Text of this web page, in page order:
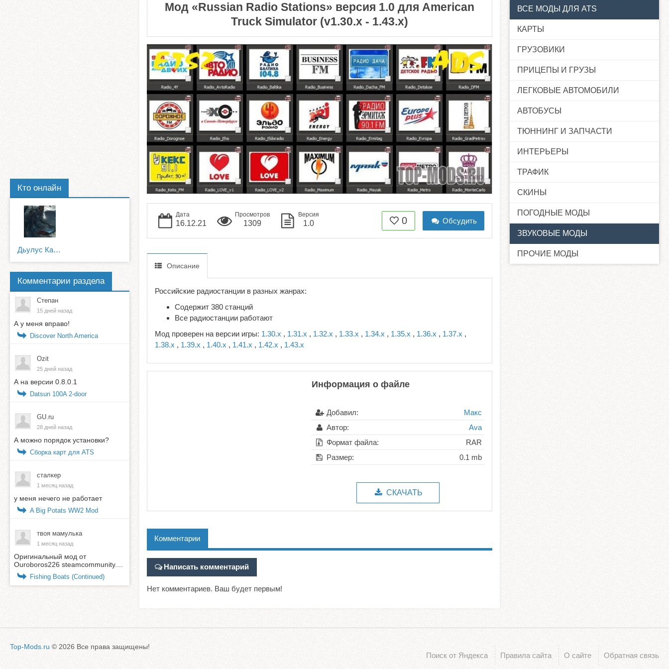
Мод «Russian Radio Stations» версия 1.0 для American
Truck Simulator (v1.30.x - 1.43.x)
Дата
16.12.21
Просмотров
1309
Версия
1.0 0 Обсудить
Описание
Российские радиостанции в разных жанрах:
Содержит 380 станций
Все радиостанции работают
Мод проверен на версии игры: 1.30.x , 1.31.x , 1.32.x , 1.33.x , 1.34.x , 1.35.x , 1.36.x , 1.37.x ,
1.38.x , 1.39.x , 1.40.x , 1.41.x , 1.42.x , 1.43.x
Информация о файле
Добавил:
Макс
Автор:
Ava
Формат файла:
RAR
Размер:
0.1 mb
СКАЧАТЬ
Комментарии
Написать комментарий
Нет комментариев. Ваш будет первым!
Кто онлайн
Дьулус Катанов
Комментарии раздела
Степан
15 дней назад
А у меня вправо!
Discover North America
Ozit
25 дней назад
А на версии 0.8.0.1
Datsun 100A 2-door
GU.ru
28 дней назад
А можно порядок установки?
Сборка карт для ATS
сталкер
1 месяц назад
у меня нечего не работает
A Big Potats WW2 Mod
твоя мамулька
1 месяц назад
Оригинальный мод от
Ouroboros226 steamcommunity....
Fishing Boats (Continued)
ВСЕ МОДЫ ДЛЯ ATS
КАРТЫ
ГРУЗОВИКИ
ПРИЦЕПЫ И ГРУЗЫ
ЛЕГКОВЫЕ АВТОМОБИЛИ
АВТОБУСЫ
ТЮННИНГ И ЗАПЧАСТИ
ИНТЕРЬЕРЫ
ТРАФИК
СКИНЫ
ПОГОДНЫЕ МОДЫ
ЗВУКОВЫЕ МОДЫ
ПРОЧИЕ МОДЫ
Поиск от Яндекса Правила сайта О сайте Обратная связь
Top-Mods.ru © 2026 Все права защищены!